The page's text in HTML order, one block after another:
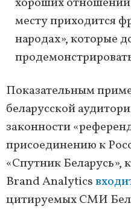
месту приходится
народах», которые
Показательным
беларусской
законности
присоединению к
«Спутник
Brand Analytics
цитируемых СМИ